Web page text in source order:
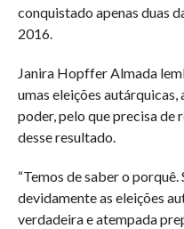
conquistado apenas duas
2016.
Janira Hopffer Almada
umas eleições autárquicas,
poder, pelo que precisa de
desse resultado.
“Temos de saber o
devidamente as eleições
verdadeira e atempada